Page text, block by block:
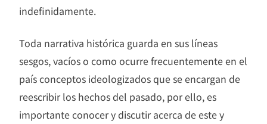
indefinidamente.
Toda narrativa histórica guarda en sus líneas
sesgos, vacíos o como ocurre frecuentemente en el
país conceptos ideologizados que se encargan de
reescribir los hechos del pasado, por ello, es
importante conocer y discutir acerca de este y